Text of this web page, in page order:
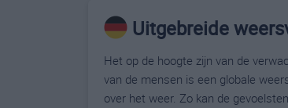
Uitgebreide
Het op de hoogte zijn van de
van de mensen is een globale
over het weer. Zo kan de